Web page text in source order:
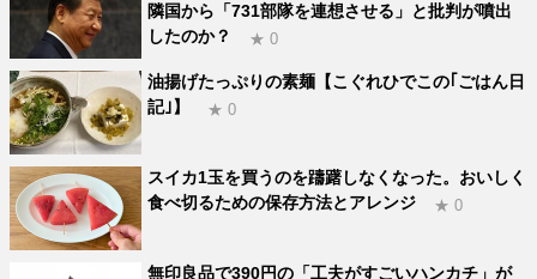
隣国から「731部隊を連想させる」と批判が噴出
したのか？
★ 0
油揚げたっぷりの素麺【こぐれひでこの｢ごはん日
記｣】
★ 0
スイカ1玉を買うのを躊躇しなくなった。おいしく
食べ切るための保存方法とアレンジ
★ 0
無印良品で390円の「工夫がすごいハンカチ」が